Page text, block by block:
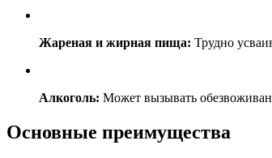
Жареная и жирная пища: Трудно
Алкоголь: Может вызывать
Основные преимущества